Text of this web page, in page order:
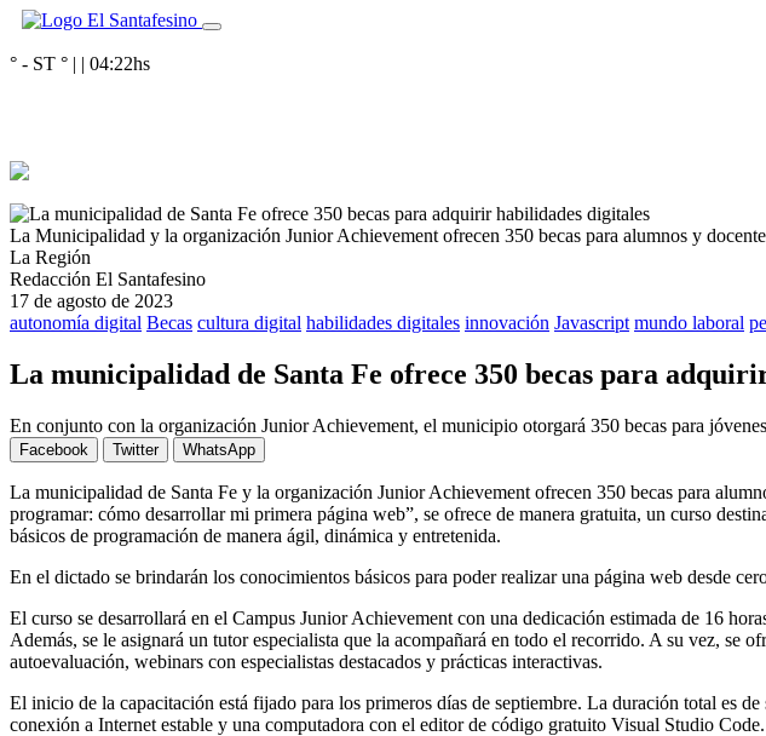
° - ST ° | | 04:22hs
La Municipalidad y la organización Junior Achievement ofrecen 350 becas para alumnos y
La Región
Redacción El Santafesino
17 de agosto de 2023
autonomía digital Becas cultura digital habilidades digitales innovación Javascript mundo laboral
La municipalidad de Santa Fe ofrece 350 becas para
En conjunto con la organización Junior Achievement, el municipio otorgará 350 becas para
Facebook Twitter WhatsApp
La municipalidad de Santa Fe y la organización Junior Achievement ofrecen 350 becas para
programar: cómo desarrollar mi primera página web”, se ofrece de manera gratuita, un curso
básicos de programación de manera ágil, dinámica y entretenida.
En el dictado se brindarán los conocimientos básicos para poder realizar una página web desde
El curso se desarrollará en el Campus Junior Achievement con una dedicación estimada de 16
Además, se le asignará un tutor especialista que la acompañará en todo el recorrido. A su vez, se
autoevaluación, webinars con especialistas destacados y prácticas interactivas.
El inicio de la capacitación está fijado para los primeros días de septiembre. La duración total es
conexión a Internet estable y una computadora con el editor de código gratuito Visual Studio